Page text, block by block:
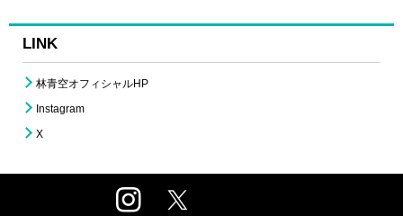
LINK
林青空オフィシャルHP
Instagram
X